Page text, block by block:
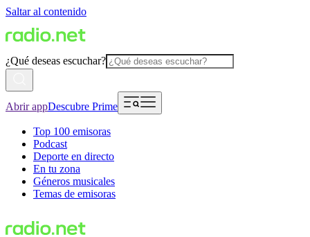
Saltar al contenido
¿Qué deseas escuchar?
Abrir appDescubre Prime
Top 100 emisoras
Podcast
Deporte en directo
En tu zona
Géneros musicales
Temas de emisoras